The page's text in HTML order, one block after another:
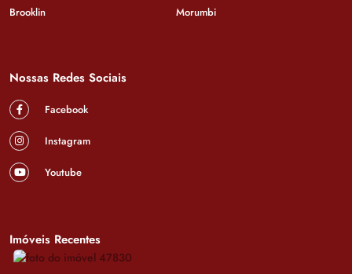
Brooklin
Morumbi
Nossas Redes Sociais
Facebook
Instagram
Youtube
Imóveis Recentes